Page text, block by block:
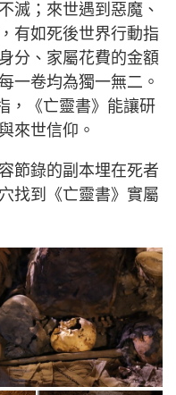
滅；來世遇到惡魔、
有如死後世界行動指
分、家屬花費的金額
一卷均為獨一無二。
，《亡靈書》能讓研
來世信仰。
節錄的副本埋在死者
找到《亡靈書》實屬